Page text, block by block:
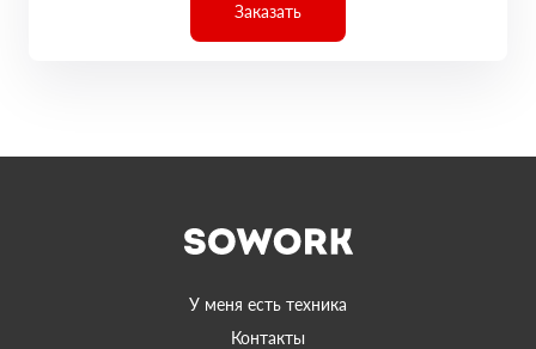
Заказать
У меня есть техника
Контакты